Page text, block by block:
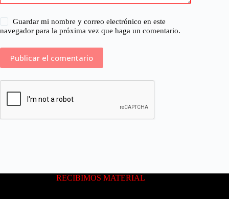
Guardar mi nombre y correo electrónico en este
navegador para la próxima vez que haga un comentario.
RECIBIMOS MATERIAL